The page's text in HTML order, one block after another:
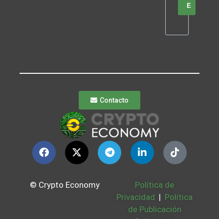
E
Contacto
© Crypto Economy
Política de
Privacidad | Política
de Publicación